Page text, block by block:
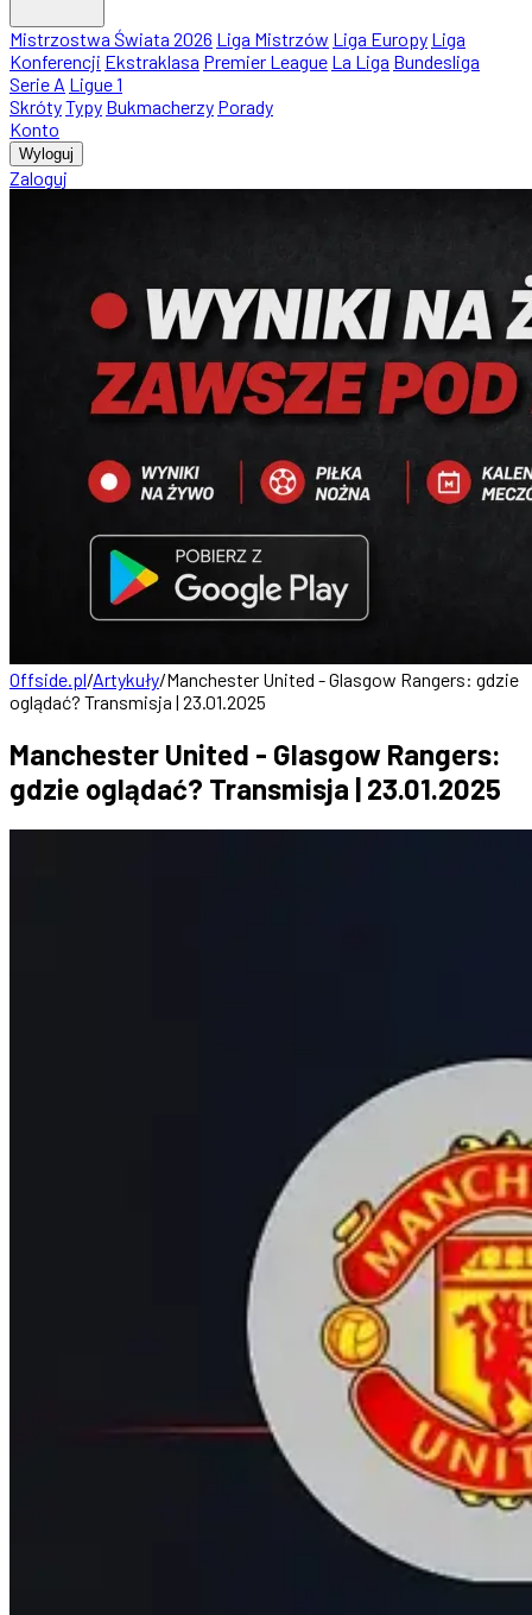
Mistrzostwa Świata 2026 Liga Mistrzów Liga Europy Liga
Konferencji Ekstraklasa Premier League La Liga Bundesliga
Serie A Ligue 1
SkrótyTypy Bukmacherzy Porady
Konto
Wyloguj
Zaloguj
Offside.pl/Artykuły/Manchester United - Glasgow Rangers: gdzie
oglądać? Transmisja | 23.01.2025
Manchester United - Glasgow Rangers:
gdzie oglądać? Transmisja | 23.01.2025